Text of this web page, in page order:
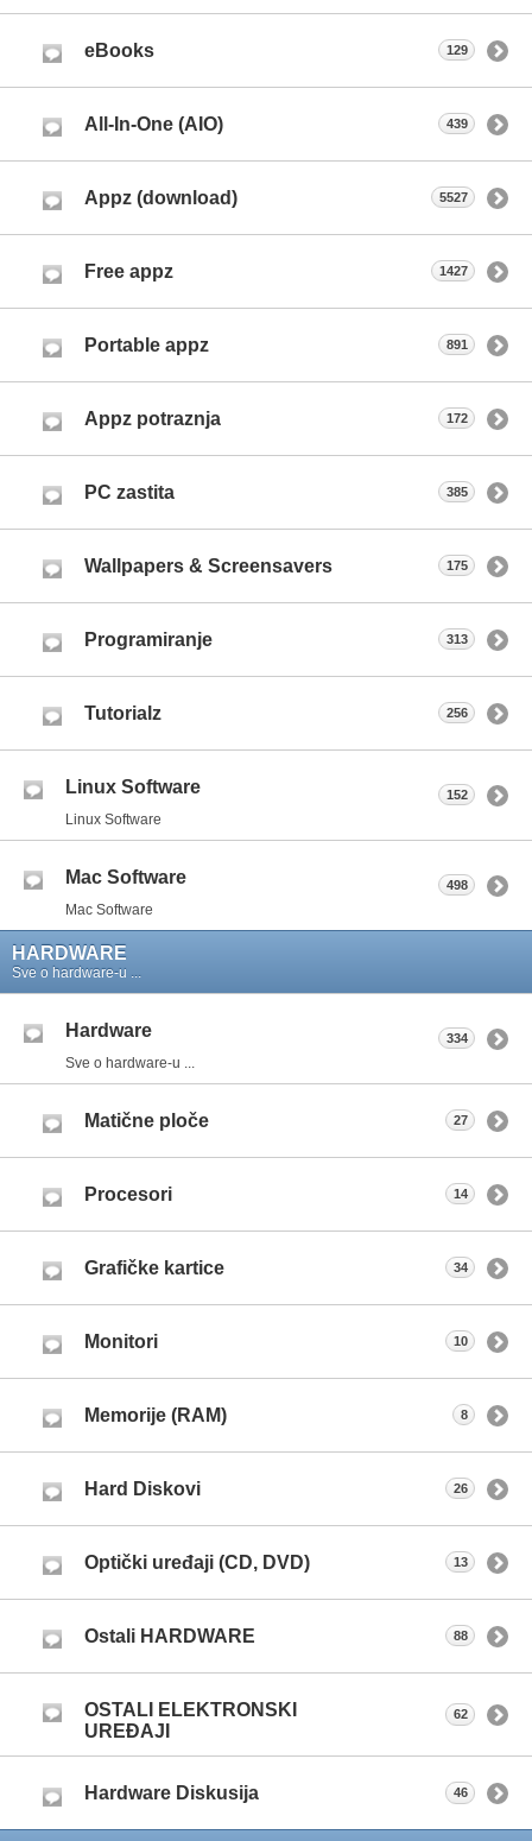
eBooks 129
All-In-One (AIO) 439
Appz (download) 5527
Free appz 1427
Portable appz 891
Appz potraznja 172
PC zastita 385
Wallpapers & Screensavers 175
Programiranje 313
Tutorialz 256
Linux Software
Linux Software
152
Mac Software
Mac Software
498
HARDWARE
Sve o hardware-u ...
Hardware
Sve o hardware-u ...
334
Matične ploče 27
Procesori 14
Grafičke kartice 34
Monitori 10
Memorije (RAM) 8
Hard Diskovi 26
Optički uređaji (CD, DVD) 13
Ostali HARDWARE 88
OSTALI ELEKTRONSKI
UREĐAJI
62
Hardware Diskusija 46